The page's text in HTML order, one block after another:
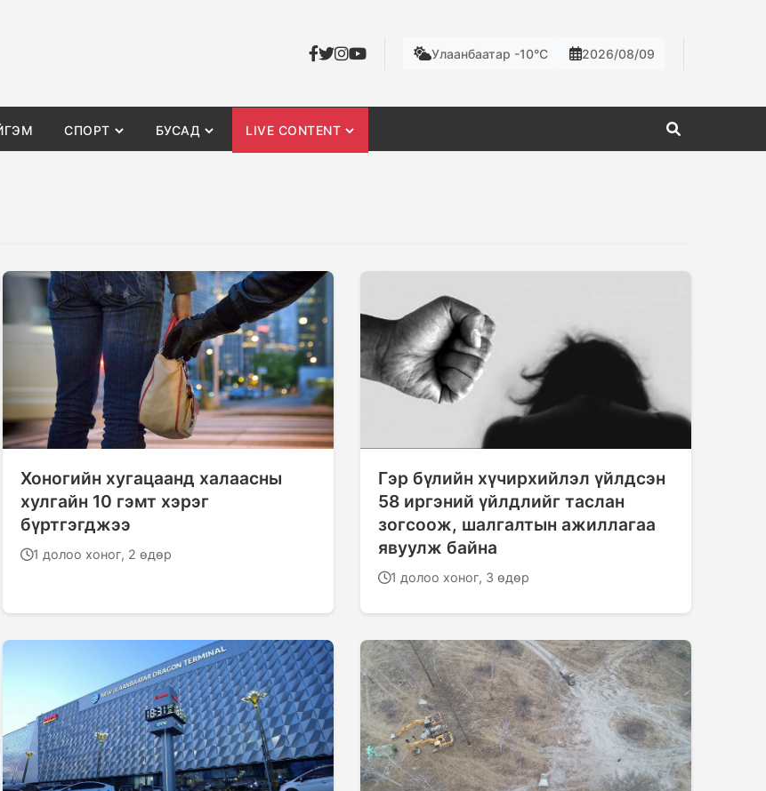
Улаанбаатар -10°C 2026/08/09
СПОРТ БУСАД LIVE CONTENT
Хоногийн хугацаанд халаасны
хулгайн 10 гэмт хэрэг
бүртгэгджээ
1 долоо хоног, 2 өдөр
Гэр бүлийн хүчирхийлэл үйлдсэн
58 иргэний үйлдлийг таслан
зогсоож, шалгалтын ажиллагаа
явуулж байна
1 долоо хоног, 3 өдөр